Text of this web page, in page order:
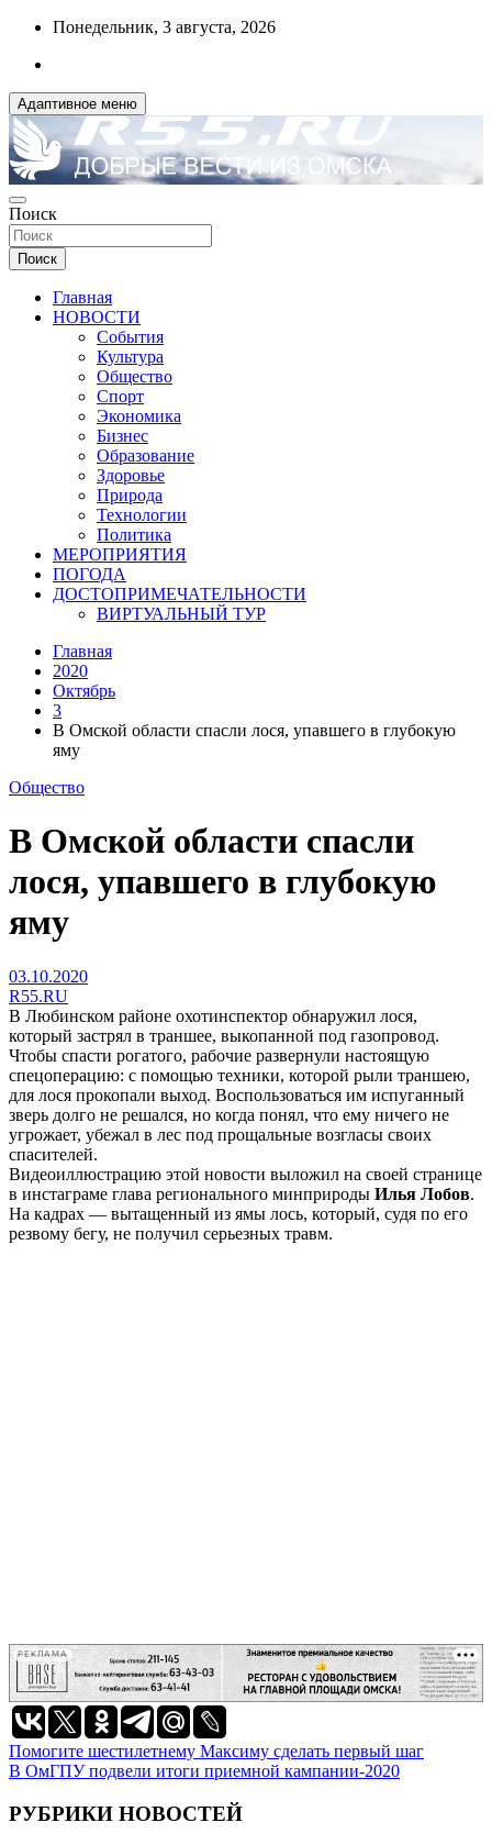
Перейти
содержимому
Понедельник, 3 августа, 2026
Адаптивное меню
R55.RU
ДОБРЫЕ ВЕСТИ ИЗ ОМСКА
Поиск
Поиск
Главная
НОВОСТИ
События
Культура
Общество
Спорт
Экономика
Бизнес
Образование
Здоровье
Природа
Технологии
Политика
МЕРОПРИЯТИЯ
ПОГОДА
ДОСТОПРИМЕЧАТЕЛЬНОСТИ
ВИРТУАЛЬНЫЙ ТУР
Главная
2020
Октябрь
3
В Омской области спасли лося, упавшего в глубокую
яму
Общество
В Омской области спасли
лося, упавшего в глубокую
яму
03.10.2020
R55.RU
В Любинском районе охотинспектор обнаружил лося,
который застрял в траншее, выкопанной под газопровод.
Чтобы спасти рогатого, рабочие развернули настоящую
спецоперацию: с помощью техники, которой рыли траншею,
для лося прокопали выход. Воспользоваться им испуганный
зверь долго не решался, но когда понял, что ему ничего не
угрожает, убежал в лес под прощальные возгласы своих
спасителей.
Видеоиллюстрацию этой новости выложил на своей странице
в инстаграме глава регионального минприроды Илья Лобов.
На кадрах — вытащенный из ямы лось, который, судя по его
резвому бегу, не получил серьезных травм.
РЕКЛАМА
Навигация
по
записям
Помогите шестилетнему Максиму сделать первый шаг
В ОмГПУ подвели итоги приемной кампании-2020
РУБРИКИ НОВОСТЕЙ